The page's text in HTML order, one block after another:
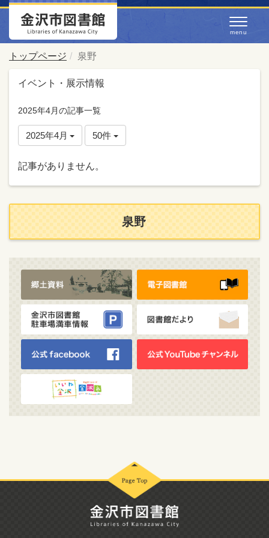
トップページ 泉野
イベント・展示情報
2025年4月の記事一覧
2025年4月 50件
記事がありません。
泉野